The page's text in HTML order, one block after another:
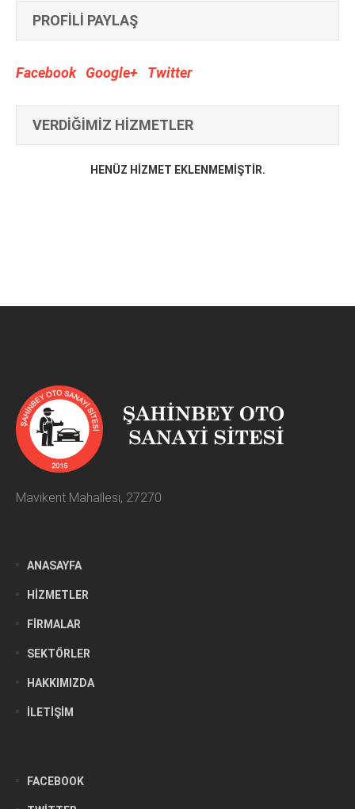
PROFİLİ PAYLAŞ
Facebook Google+ Twitter
VERDİĞİMİZ HİZMETLER
HENÜZ HIZMET EKLENMEMIŞTIR.
Mavikent Mahallesi, 27270
ANASAYFA
HIZMETLER
FIRMALAR
SEKTÖRLER
HAKKIMIZDA
İLETIŞIM
FACEBOOK